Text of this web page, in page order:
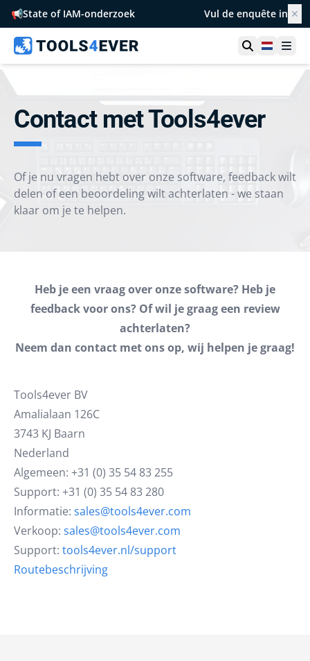
📢State of IAM-onderzoek Vul de enquête in ✕
Toon zoek
Contact met Tools4ever
Of je nu vragen hebt over onze software, feedback wilt
delen of een beoordeling wilt achterlaten - we staan
klaar om je te helpen.
Heb je een vraag over onze software? Heb je
feedback voor ons? Of wil je graag een review
achterlaten?
Neem dan contact met ons op, wij helpen je graag!
Tools4ever BV
Amalialaan 126C
3743 KJ Baarn
Nederland
Algemeen: +31 (0) 35 54 83 255
Support: +31 (0) 35 54 83 280
Informatie: sales@tools4ever.com
Verkoop: sales@tools4ever.com
Support: tools4ever.nl/support
Routebeschrijving